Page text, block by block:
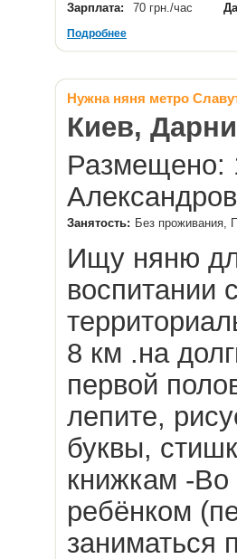
Зарплата: 70 грн./час
Подробнее
Нужна няня метро
Киев,
Размещено:
Занятость: Без проживания,
Ищу няню
воспитании
8 км .на
первой
лепите,
буквы,
книжкам -
ребёнком
заниматься